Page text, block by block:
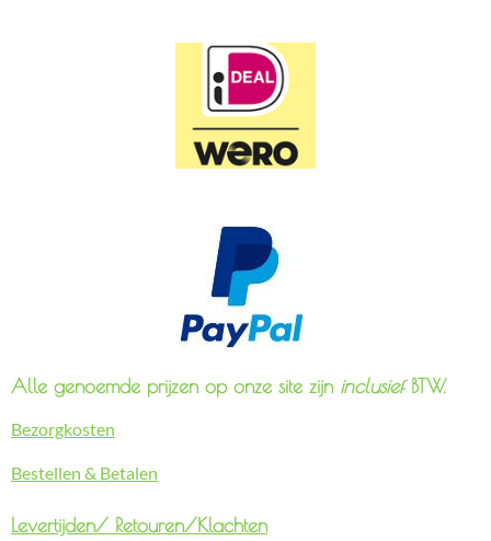
Alle genoemde prijzen op onze site zijn inclusiefBTW.
Bezorgkosten
Bestellen & Betalen
Levertijden/ Retouren/Klachten